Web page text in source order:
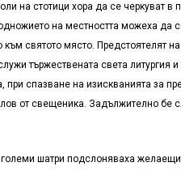
на стотици хора да се черкуват в
на местността можеха да
святото място. Предстоятелят
тържествената света литургия и
спазване на изискванията за
от свещеника. Задължително бе
шатри подслоняваха